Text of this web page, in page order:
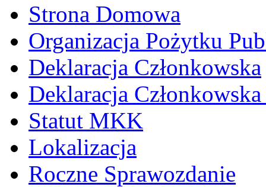
Strona Domowa
Organizacja Pożytku
Deklaracja Członkowska
Deklaracja
Statut MKK
Lokalizacja
Roczne Sprawozdanie